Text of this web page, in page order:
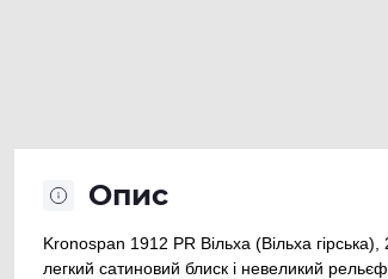
Опис
Kronospan 1912 PR Вільха (Вільха
легкий сатиновий блиск і невеликий